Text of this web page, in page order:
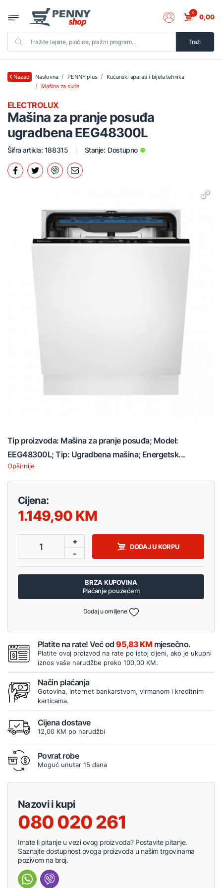
Traži
0 0,00
Nazad Naslovna PENNY plus
Kućanski aparati i bijela tehnika
Mašina za suđe
Mašina za pranje posuđa
ugradbena EEG48300L
ELECTROLUX
Šifra artikla: 188315 Stanje: Dostupno
Tip proizvoda: Mašina za pranje posuđa; Model:
EEG48300L; Tip: Ugradbena mašina; Energetsk...
Opširnije
Cijena:
1.149,90
1
+
-
DODAJ U KORPU
BRZA KUPOVINA
Plaćanje pouzećem
Dodaj u omiljene
Platite na rate! Već od95,83 KM mjesečno.
Platite ovaj proizvod na rate po istoj cijeni, ako je ukupni
iznos vaše narudžbe preko 100,00 KM.
Način plaćanja
Gotovina, internet bankarstvom, virmanom i kreditnim
karticama.
Cijena dostave
12,00 KM po narudžbi
Povrat robe
Moguć unutar 15 dana
Nazovi i kupi
080 020 261
Imate li pitanje u vezi ovog proizvoda? Postavite pitanje.
Saznajte dostupnost ovoga proizvoda u našim trgovinama
pozivom na broj.